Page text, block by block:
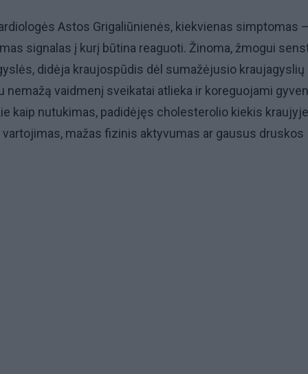
Astos Grigaliūnienės, kiekvienas simptomas
signalas į kurį būtina reaguoti. Žinoma, žmogui
didėja kraujospūdis dėl sumažėjusio kraujagyslių
nemažą vaidmenį sveikatai atlieka ir koreguojami
kaip nutukimas, padidėjęs cholesterolio kiekis
vartojimas, mažas fizinis aktyvumas ar gausus druskos